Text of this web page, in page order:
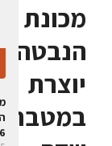
מכונת
הנבטה
יוצרת
במטבח